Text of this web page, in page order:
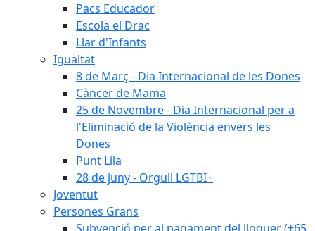
Pacs Educador
Escola el Drac
Llar d'Infants
Igualtat
8 de Març - Dia Internacional de les Dones
Càncer de Mama
25 de Novembre - Dia Internacional per a
l'Eliminació de la Violència envers les
Dones
Punt Lila
28 de juny - Orgull LGTBI+
Joventut
Persones Grans